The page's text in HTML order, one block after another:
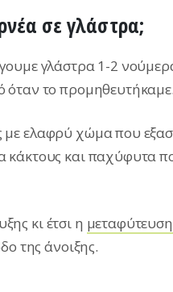
σε γλάστρα;
γλάστρα 1-2
όταν το προμηθευτήκαμε.
ελαφρύ χώμα που
κάκτους και παχύφυτα
κι έτσι η
της άνοιξης.